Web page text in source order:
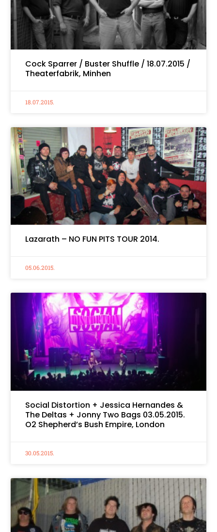
Cock Sparrer / Buster Shuffle / 18.07.2015 /
Theaterfabrik, Minhen
18.07.2015.
Lazarath – NO FUN PITS TOUR 2014.
05.06.2015.
Social Distortion + Jessica Hernandes &
The Deltas + Jonny Two Bags 03.05.2015.
O2 Shepherd’s Bush Empire, London
30.05.2015.